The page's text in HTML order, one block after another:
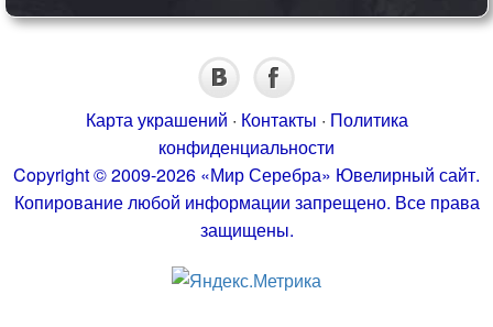
Карта украшений · Контакты · Политика
конфиденциальности
Copyright © 2009-2026 «Мир Серебра» Ювелирный сайт.
Копирование любой информации запрещено. Все права
защищены.